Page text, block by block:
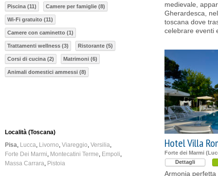
medievale,
Gherardesca,
toscana dove
celebrare eventi
Hotel Villa
Forte dei Marmi
Dettagli
Armonia
Piscina (11) Camere per famiglie (8)
Wi-Fi gratuito (11)
Camere con caminetto (1)
Trattamenti wellness (3) Ristorante (5)
Corsi di cucina (2) Matrimoni (6)
Animali domestici ammessi (8)
Località (Toscana)
Pisa Lucca Livorno Viareggio Versilia
Forte Dei Marmi
Montecatini Terme
Empoli
Massa Carrara Pistoia